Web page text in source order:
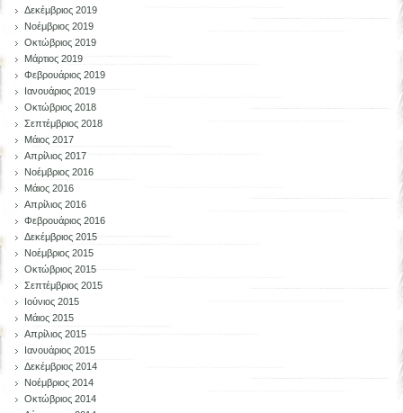
Δεκέμβριος 2019
Νοέμβριος 2019
Οκτώβριος 2019
Μάρτιος 2019
Φεβρουάριος 2019
Ιανουάριος 2019
Οκτώβριος 2018
Σεπτέμβριος 2018
Μάιος 2017
Απρίλιος 2017
Νοέμβριος 2016
Μάιος 2016
Απρίλιος 2016
Φεβρουάριος 2016
Δεκέμβριος 2015
Νοέμβριος 2015
Οκτώβριος 2015
Σεπτέμβριος 2015
Ιούνιος 2015
Μάιος 2015
Απρίλιος 2015
Ιανουάριος 2015
Δεκέμβριος 2014
Νοέμβριος 2014
Οκτώβριος 2014